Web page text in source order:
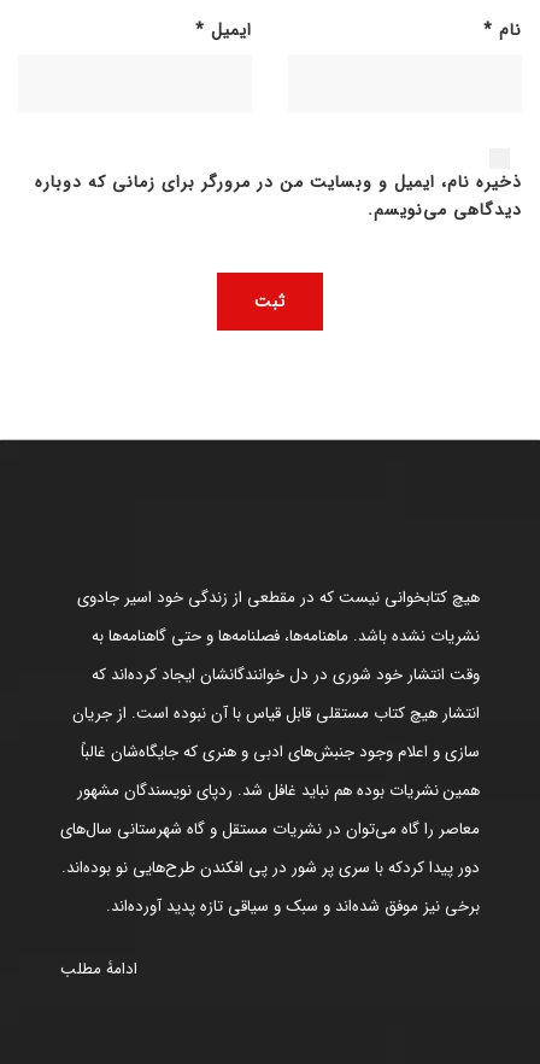
نام * ایمیل *
ذخیره نام، ایمیل و وبسایت من در مرورگر برای زمانی که دوباره
دیدگاهی می‌نویسم.
هیچ کتابخوانی نیست که در مقطعی از زندگی خود اسیر جادوی
نشریات نشده باشد. ماهنامه‌ها، فصلنامه‌ها و حتی گاهنامه‌ها به
وقت انتشار خود شوری در دل خوانندگانشان ایجاد کرده‌اند که
انتشار هیچ کتاب مستقلی قابل قیاس با آن نبوده است. از جریان
سازی و اعلام وجود جنبش‌های ادبی و هنری که جایگاه‌شان غالباً
همین نشریات بوده هم نباید غافل شد. ردپای نویسندگان مشهور
معاصر را گاه می‌توان در نشریات مستقل و گاه شهرستانی سال‌های
دور پیدا کردکه با سری پر شور در پی افکندن طرح‌هایی نو بوده‌اند.
برخی نیز موفق شده‌اند و سبک و سیاقی تازه پدید آورده‌اند.
ادامۀ مطلب